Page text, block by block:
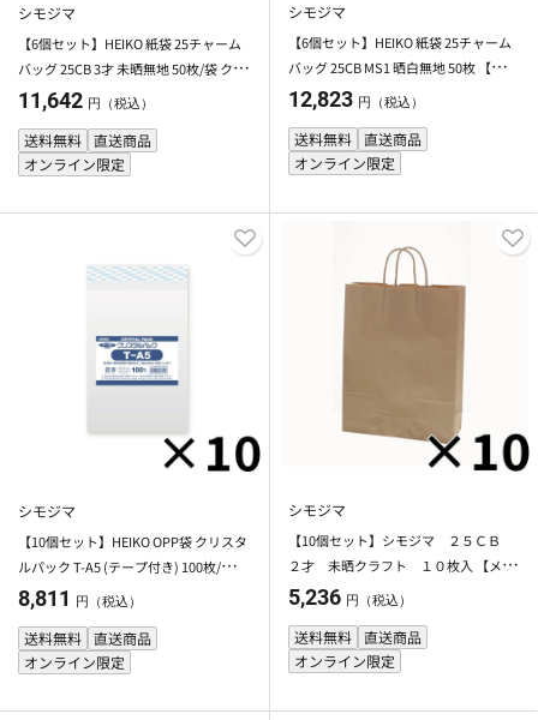
シモジマ
【6個セット】HEIKO 紙袋 25チャーム
バッグ 25CB 3才 未晒無地 50枚/袋 クラ
フト シモジマ 【メーカー直送・代引不
11,642 円（税込）
送料無料 直送商品
オンライン限定
シモジマ
【6個セット】HEIKO 紙袋 25チャーム
バッグ 25CB MS1 晒白無地 50枚 【メー
カー直送・代引不可】
12,823 円（税込）
送料無料
直送商品
オンライン限定
シモジマ
【10個セット】HEIKO OPP袋 クリスタ
ルパック T-A5 (テープ付き) 100枚/袋 シ
モジマ 【メーカー直送・代引不可】
8,811 円（税込）
送料無料 直送商品
オンライン限定
シモジマ
【10個セット】シモジマ ２５ＣＢ
２才 未晒クラフト １０枚入 【メー
カー直送・代引不可】
5,236 円（税込）
送料無料
直送商品
オンライン限定